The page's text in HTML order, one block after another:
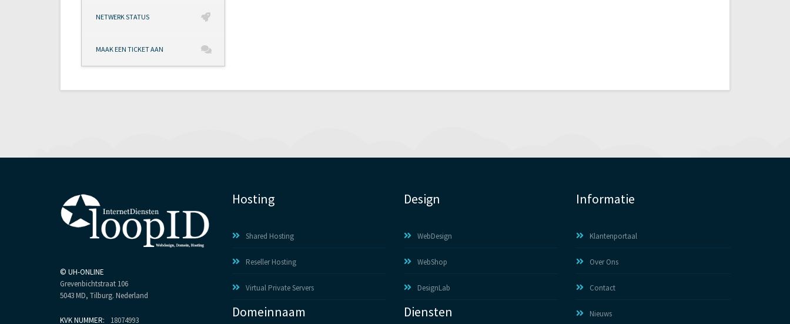
NETWERK STATUS
MAAK EEN TICKET AAN
Hosting
Shared Hosting
Reseller Hosting
Virtual Private Servers
Domeinnaam
Design
WebDesign
WebShop
DesignLab
Diensten
Informatie
Klantenportaal
Over Ons
Contact
Nieuws
© UH-ONLINE
Grevenbichtstraat 106
5043 MD, Tilburg. Nederland
KVK NUMMER: 18074993